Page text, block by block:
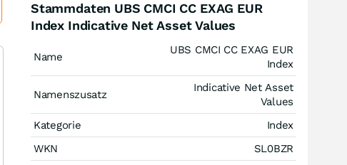
Stammdaten UBS CMCI CC EXAG EUR
Index Indicative Net Asset Values
Name
UBS CMCI CC EXAG EUR
Index
Namenszusatz
Indicative Net Asset
Values
Kategorie
Index
WKN
SL0BZR